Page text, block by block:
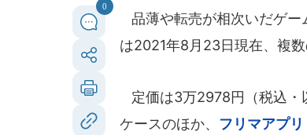
0
品薄や転売が相次いだゲ
は2021年8月23日現在、複数
定価は3万2978円（税込・
ケースのほか、 フリマアプ